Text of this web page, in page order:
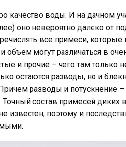
качество воды. И на дачном
оно невероятно далеко от
все примеси, которые
и объем могут различаться в
и прочие – чего там только
остаются разводы, но и
разводы и потускнение –
Точный состав примесей диких
известен, поэтому и